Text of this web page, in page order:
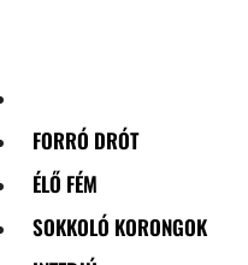
FORRÓ DRÓT
ÉLŐ FÉM
SOKKOLÓ KORONGOK